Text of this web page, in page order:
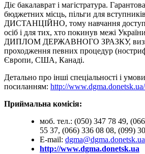
Діє бакалаврат і магістратура.
бюджетних місць, пільги для
ДИСТАНЦІЙНО, тому навчання
осіб і для тих, хто покинув межі
ДИПЛОМ ДЕРЖАВНОГО ЗРАЗКУ,
проходження певних процедур
Європи, США, Канаді.
Детально про інші спеціальності і
посиланням: http://
Приймальна комісія:
моб. тел.: (050) 347 78 49,
55 37, (066) 336 08 08, (099)
E-mail: dgma@dgma.donetsk.ua
http://www.dgma.donetsk.ua